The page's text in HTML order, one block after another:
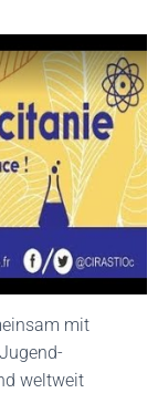
mit
weltweit